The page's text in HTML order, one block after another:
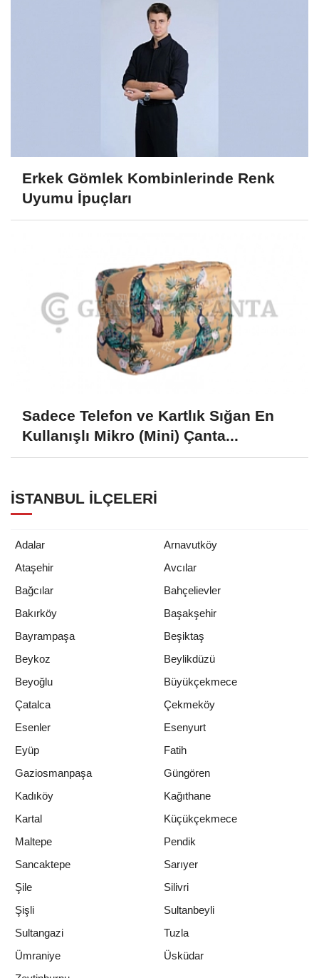
Erkek Gömlek Kombinlerinde Renk
Uyumu İpuçları
Sadece Telefon ve Kartlık Sığan En
Kullanışlı Mikro (Mini) Çanta...
İSTANBUL İLÇELERI
Adalar
Arnavutköy
Ataşehir
Avcılar
Bağcılar
Bahçelievler
Bakırköy
Başakşehir
Bayrampaşa
Beşiktaş
Beykoz
Beylikdüzü
Beyoğlu
Büyükçekmece
Çatalca
Çekmeköy
Esenler
Esenyurt
Eyüp
Fatih
Gaziosmanpaşa
Güngören
Kadıköy
Kağıthane
Kartal
Küçükçekmece
Maltepe
Pendik
Sancaktepe
Sarıyer
Şile
Silivri
Şişli
Sultanbeyli
Sultangazi
Tuzla
Ümraniye
Üsküdar